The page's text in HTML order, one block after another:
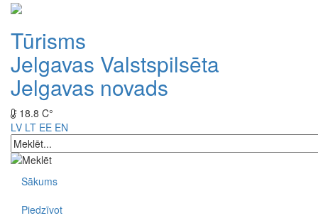
Tūrisms
Jelgavas Valstspilsēta
Jelgavas novads
18.8 C°
LV LT EE EN
Sākums
Piedzīvot